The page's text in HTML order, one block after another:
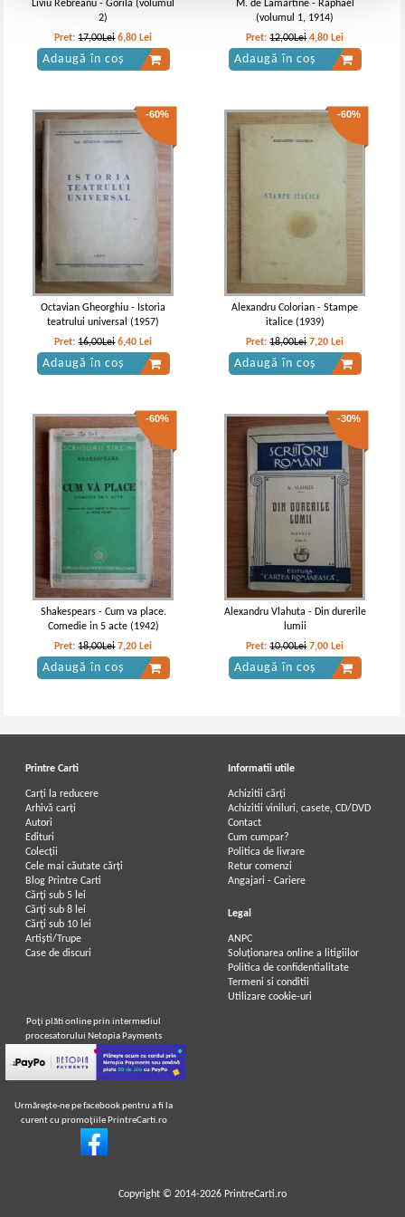
Liviu Rebreanu - Gorila (volumul
2)
Pret:17,00Lei 6,80 Lei
Adaugă în coș
M. de Lamartine - Raphael
(volumul 1, 1914)
Pret:12,00Lei 4,80 Lei
Adaugă în coș
-60%
Octavian Gheorghiu - Istoria
teatrului universal (1957)
Pret:16,00Lei 6,40 Lei
Adaugă în coș
-60%
Alexandru Colorian - Stampe
italice (1939)
Pret:18,00Lei 7,20 Lei
Adaugă în coș
-60%
Shakespears - Cum va place.
Comedie in 5 acte (1942)
Pret:18,00Lei 7,20 Lei
Adaugă în coș
-30%
Alexandru Vlahuta - Din durerile
lumii
Pret:10,00Lei 7,00 Lei
Adaugă în coș
Printre Carti
Carți la reducere
Arhivă carți
Autori
Edituri
Colecții
Cele mai căutate cărți
Blog Printre Carti
Cărţi sub 5 lei
Cărţi sub 8 lei
Cărţi sub 10 lei
Artiști/Trupe
Case de discuri
Informatii utile
Achizitii cărți
Achizitii viniluri, casete, CD/DVD
Contact
Cum cumpar?
Politica de livrare
Retur comenzi
Angajari - Cariere
Legal
ANPC
Soluționarea online a litigiilor
Politica de confidentialitate
Termeni si conditii
Utilizare cookie-uri
Poţi plăti online prin intermediul
procesatorului Netopia Payments
Urmăreşte-ne pe facebook pentru a fi la
curent cu promoţiile PrintreCarti.ro
Copyright © 2014-2026 PrintreCarti.ro